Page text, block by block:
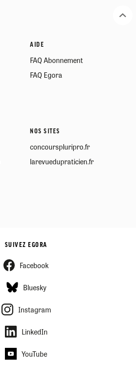
AIDE
FAQ Abonnement
FAQ Egora
NOS SITES
concourspluripro.fr
larevuedupraticien.fr
SUIVEZ EGORA
Facebook
Bluesky
Instagram
LinkedIn
YouTube